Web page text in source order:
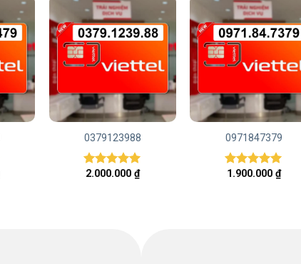
0379123988
Được xếp
2.000.000 ₫
0971847379
Được xếp
1.900.000 ₫